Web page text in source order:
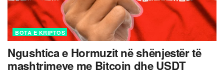
BOTA E KRIPTOS
Ngushtica e Hormuzit në shënjestër të
mashtrimeve me Bitcoin dhe USDT